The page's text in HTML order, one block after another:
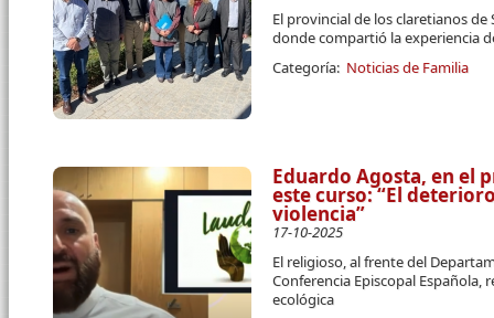
El provincial de los claretianos
donde compartió la experiencia
Categoría: Noticias de Familia
Eduardo Agosta, en el
este curso: “El
violencia”
17-10-2025
El religioso, al frente del
Conferencia Episcopal
ecológica